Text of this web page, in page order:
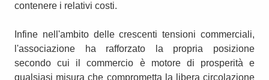
contenere i relativi costi.
Infine nell'ambito delle crescenti tensioni commerciali,
l'associazione ha rafforzato la propria posizione
secondo cui il commercio è motore di prosperità e
qualsiasi misura che comprometta la libera circolazione